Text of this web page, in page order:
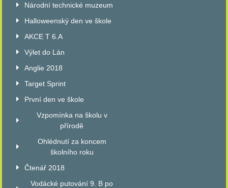
Národní technické muzeum
Halloweenský den ve škole
AKCE T 6.A
Výlet do Lán
Anglie 2018
Target Sprint
První den ve škole
Vzpomínka na školu v
přírodě
Ohlédnutí za koncem
školního roku
Čtenář 2018
Vodácké putování 9. B po